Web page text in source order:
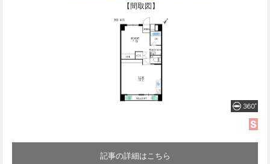
【間取図】
記事の詳細はこちら